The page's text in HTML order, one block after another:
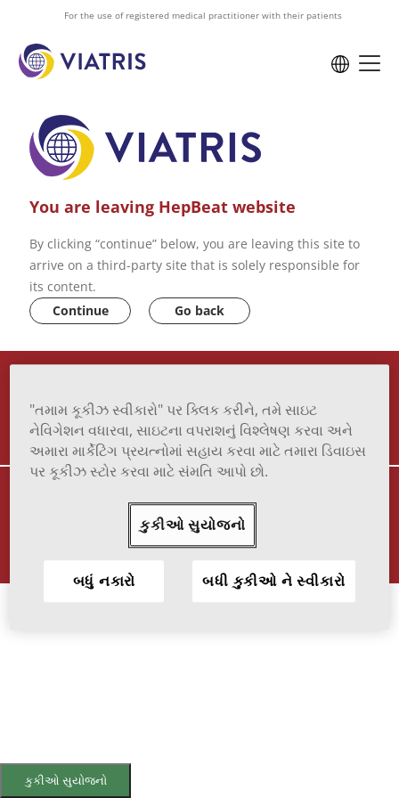
content
For the use of registered medical practitioner with their patients
You are leaving HepBeat website
By clicking “continue” below, you are leaving this site to
arrive on a third-party site that is solely responsible for
its content.
Continue
Go back
TERMS OF USE
TO REPORT ADVERSE EFFECT
VIATRIS and the Viatris Logo are trademarks of Mylan Inc., a Viatris
© 2025 Viatris Inc. All Rights Reserved.
કુકીઓ સુયોજનો
"તમામ કૂકીઝ સ્વીકારો" પર ક્લિક કરીને, તમે સાઇટ
નેવિગેશન વધારવા, સાઇટના વપરાશનું વિશ્લેષણ કરવા અને
અમારા માર્કેટિંગ પ્રયત્નોમાં સહાય કરવા માટે તમારા ડિવાઇસ
પર કૂકીઝ સ્ટોર કરવા માટે સંમતિ આપો છો.
કુકીઓ સુયોજનો
બધું નકારો બધી કુકીઓ ને સ્વીકારો